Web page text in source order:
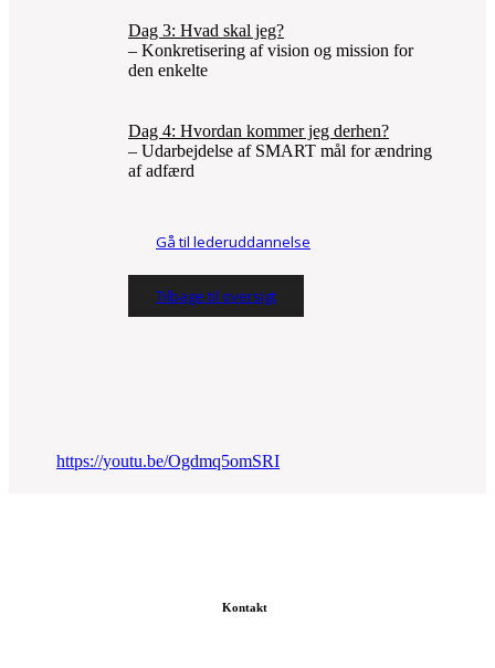
Dag 3: Hvad skal jeg?
– Konkretisering af vision og mission for
den enkelte
Dag 4: Hvordan kommer jeg derhen?
– Udarbejdelse af SMART mål for ændring
af adfærd
Gå til lederuddannelse
Tilbage til oversigt
https://youtu.be/Ogdmq5omSRI
Kontakt